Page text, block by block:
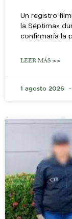
Un registro
la Séptima»
confirmaría la
LEER MÁS >>
1 agosto 2026